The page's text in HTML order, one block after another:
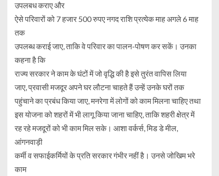
उपलबध कराए और
ऐसे परिवारों को 7 हजार 500 रुपए नगद राशि प्रत्येक माह अगले 6 माह
तक
उपलब्ध कराई जाए, ताकि वे परिवार का पालन-पोषण कर सकें। उनका
कहना है कि
राज्य सरकार ने काम के घंटों में जो वृद्धि की है इसे तुरंत वापिस लिया
जाए, प्रवासी मजदूर अपने घर लौटना चाहते हैं उन्हें उनके घरों तक
पहुंचाने का प्रबंध किया जाए, मनरेगा में लोगों को काम मिलना चाहिए तथा
इस योजना को शहरों में भी लागू किया जाना चाहिए, ताकि शहरी क्षेत्र में
रह रहे मजदूरों को भी काम मिल सके। आशा वर्कर्स, मिड डे मील,
आंगनवाड़ी
कर्मी व सफाईकर्मियों के प्रति सरकार गंभीर नहीं है। उनसे जोखिम भरे
काम